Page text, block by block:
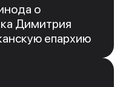
о
Димитрия
епархию